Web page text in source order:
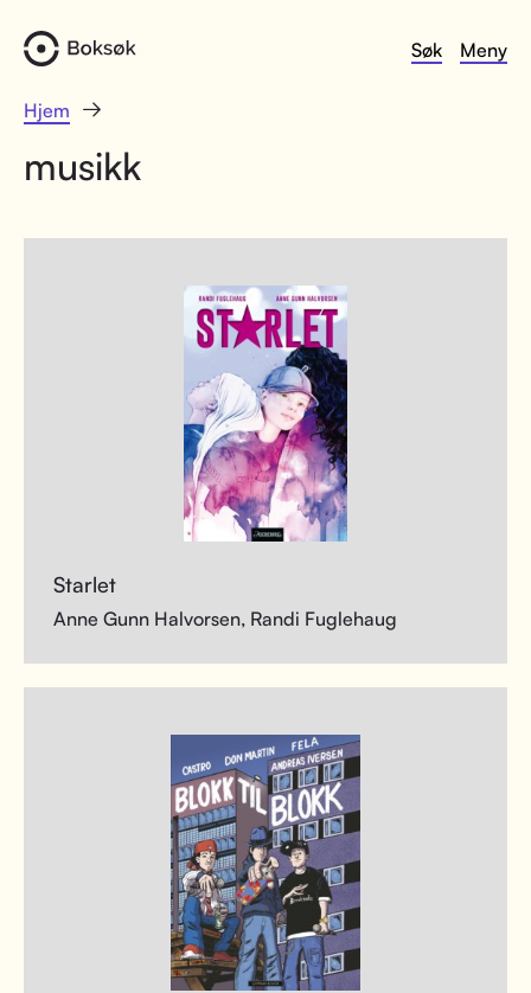
Søk Meny
Hjem
musikk
Starlet
Anne Gunn Halvorsen, Randi Fuglehaug